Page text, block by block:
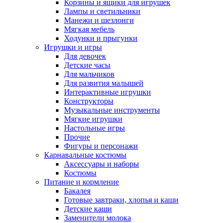
Корзины и ящики для игрушек
Лампы и светильники
Манежи и шезлонги
Мягкая мебель
Ходунки и прыгунки
Игрушки и игры
Для девочек
Детские часы
Для мальчиков
Для развития малышей
Интерактивные игрушки
Конструкторы
Музыкальные инструменты
Мягкие игрушки
Настольные игры
Прочие
Фигуры и персонажи
Карнавальные костюмы
Аксессуары и наборы
Костюмы
Питание и кормление
Бакалея
Готовые завтраки, хлопья и каши
Детские каши
Заменители молока